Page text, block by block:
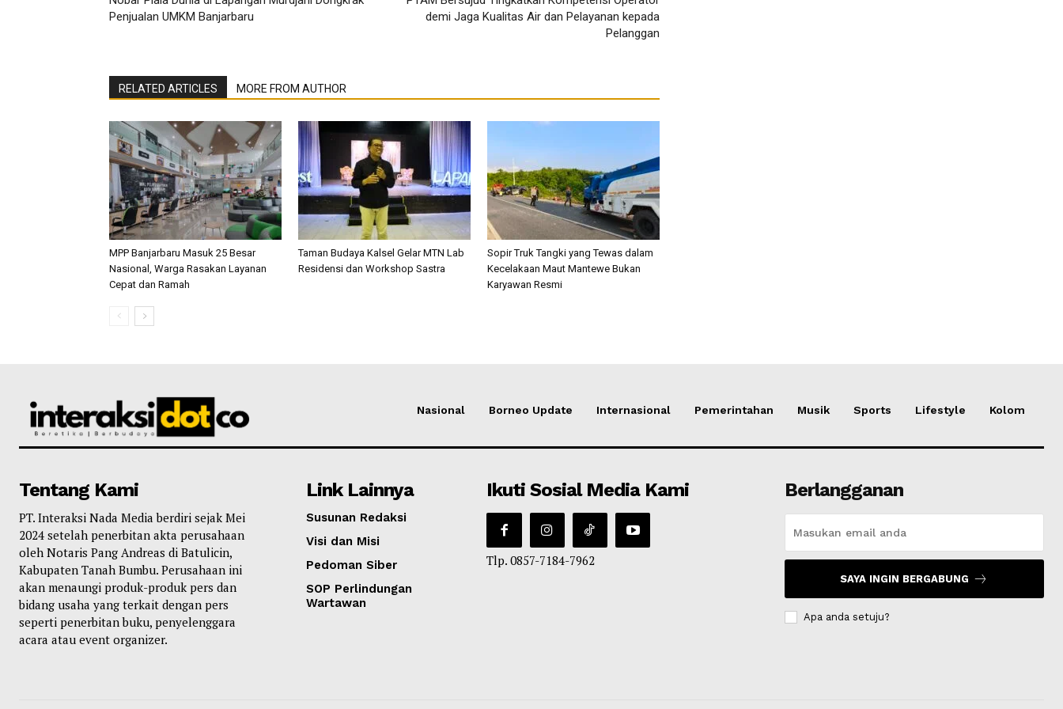
Penjualan UMKM Banjarbaru
demi Jaga Kualitas Air dan Pelayanan kepada
Pelanggan
RELATED ARTICLES MORE FROM AUTHOR
MPP Banjarbaru Masuk 25 Besar
Nasional, Warga Rasakan Layanan
Cepat dan Ramah
Taman Budaya Kalsel Gelar MTN Lab
Residensi dan Workshop Sastra
Sopir Truk Tangki yang Tewas dalam
Kecelakaan Maut Mantewe Bukan
Karyawan Resmi
Nasional Borneo Update Internasional Pemerintahan Musik Sports Lifestyle Kolom
Tentang Kami
PT. Interaksi Nada Media berdiri sejak Mei
2024 setelah penerbitan akta perusahaan
oleh Notaris Pang Andreas di Batulicin,
Kabupaten Tanah Bumbu. Perusahaan ini
akan menaungi produk-produk pers dan
bidang usaha yang terkait dengan pers
seperti penerbitan buku, penyelenggara
acara atau event organizer.
Link Lainnya
Susunan Redaksi
Visi dan Misi
Pedoman Siber
SOP Perlindungan
Wartawan
Ikuti Sosial Media Kami
Tlp. 0857-7184-7962
Berlangganan
SAYA INGIN BERGABUNG
Apa anda setuju?